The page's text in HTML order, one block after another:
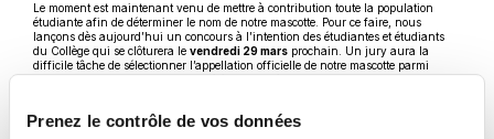
Prenez le contrôle de vos données
Le moment est maintenant venu de mettre à contribution toute la population
étudiante afin de déterminer le nom de notre mascotte. Pour ce faire, nous
lançons dès aujourd’hui un concours à l’intention des étudiantes et étudiants
du Collège qui se clôturera le vendredi 29 mars prochain. Un jury aura la
difficile tâche de sélectionner l’appellation officielle de notre mascotte parmi
parmi toutes les personnes participantes.